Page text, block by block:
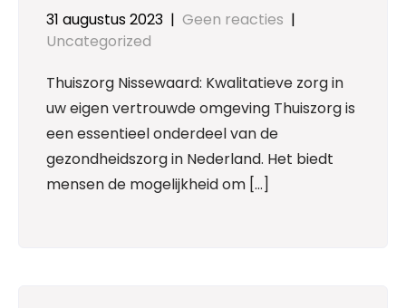
31 augustus 2023 | Geen reacties |
Uncategorized
Thuiszorg Nissewaard: Kwalitatieve zorg in
uw eigen vertrouwde omgeving Thuiszorg is
een essentieel onderdeel van de
gezondheidszorg in Nederland. Het biedt
mensen de mogelijkheid om […]